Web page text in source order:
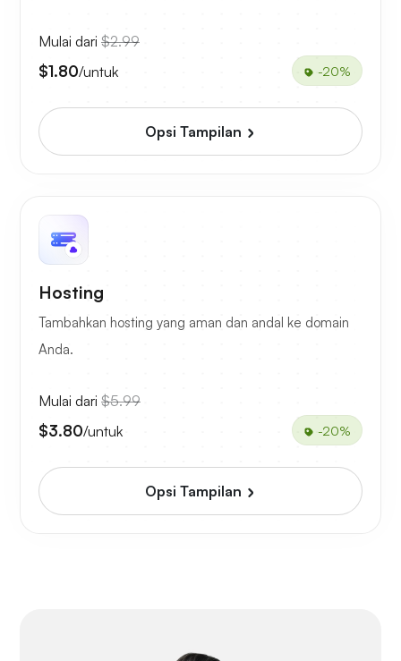
Mulai dari $2.99
$1.80/untuk -20%
Opsi Tampilan
Hosting
Tambahkan hosting yang aman dan andal ke domain
Anda.
Mulai dari $5.99
$3.80/untuk -20%
Opsi Tampilan